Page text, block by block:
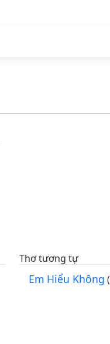
Thơ tương tự
Em Hiểu Không (